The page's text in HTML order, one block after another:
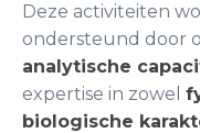
Deze activiteiten
ondersteund door
analytische
expertise in zowel
biologische